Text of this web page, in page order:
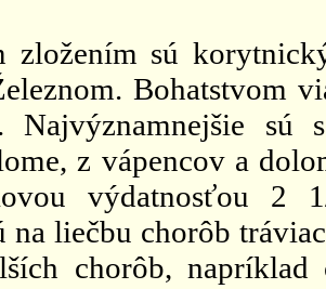
zložením sú
Bohatstvom
Najvýznamnejšie
z vápencov a
výdatnosťou 2
na liečbu chorôb
chorôb, napríklad